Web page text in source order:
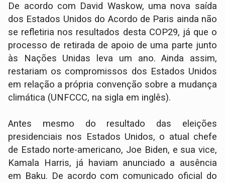
De acordo com David Waskow, uma nova saída
dos Estados Unidos do Acordo de Paris ainda não
se refletiria nos resultados desta COP29, já que o
processo de retirada de apoio de uma parte junto
às Nações Unidas leva um ano. Ainda assim,
restariam os compromissos dos Estados Unidos
em relação a própria convenção sobre a mudança
climática (UNFCCC, na sigla em inglês).
Antes mesmo do resultado das eleições
presidenciais nos Estados Unidos, o atual chefe
de Estado norte-americano, Joe Biden, e sua vice,
Kamala Harris, já haviam anunciado a ausência
em Baku. De acordo com comunicado oficial do